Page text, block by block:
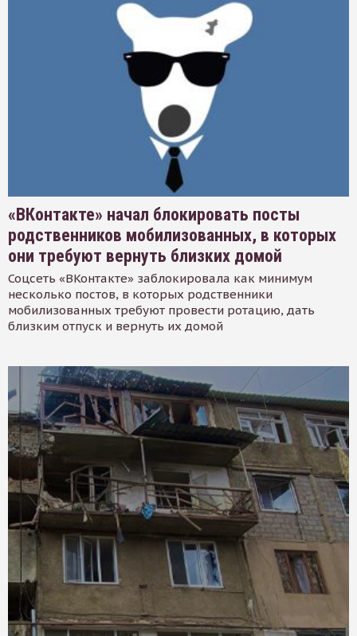
«ВКонтакте» начал блокировать посты
родственников мобилизованных, в которых
они требуют вернуть близких домой
Соцсеть «ВКонтакте» заблокировала как минимум
несколько постов, в которых родственники
мобилизованных требуют провести ротацию, дать
близким отпуск и вернуть их домой